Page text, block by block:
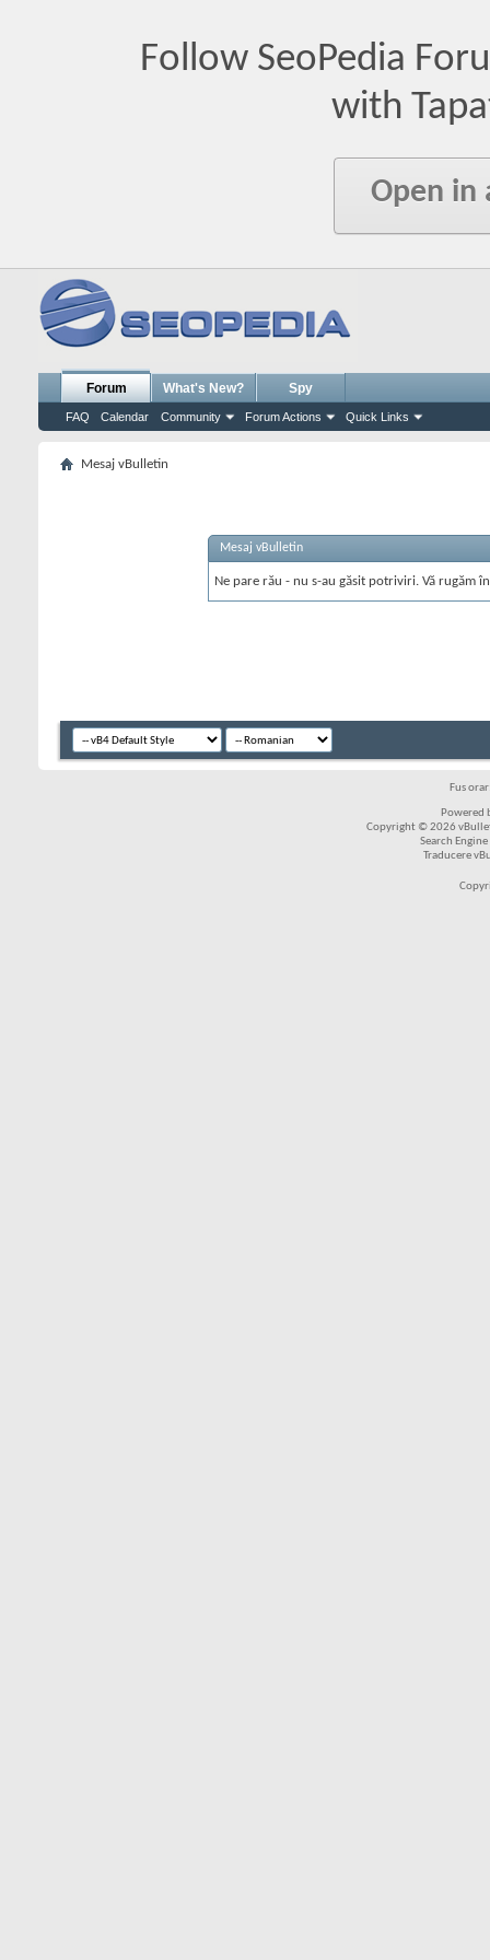
Follow SeoPedia
with
Open in
Forum
FAQ Calendar Community Forum Actions Quick Links
What's New? Spy
Mesaj vBulletin
Mesaj vBulletin
Ne pare rău - nu s-au găsit potriviri. Vă rugăm
Fus
Powered
Copyright © 2026
Search
Traducere